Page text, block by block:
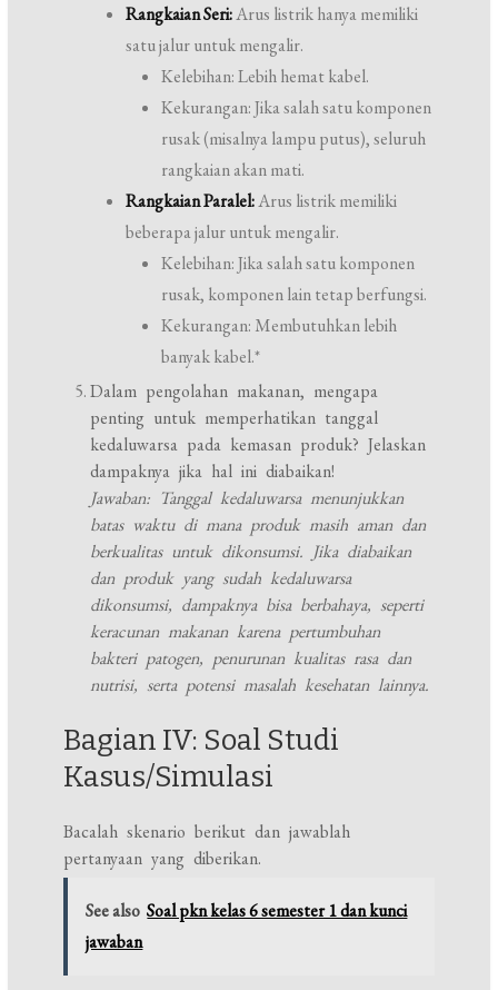
Rangkaian Seri:Arus listrik hanya memiliki
satu jalur untuk mengalir.
Kelebihan: Lebih hemat kabel.
Kekurangan: Jika salah satu komponen
rusak (misalnya lampu putus), seluruh
rangkaian akan mati.
Rangkaian Paralel:Arus listrik memiliki
beberapa jalur untuk mengalir.
Kelebihan: Jika salah satu komponen
rusak, komponen lain tetap berfungsi.
Kekurangan: Membutuhkan lebih
banyak kabel.*
Dalam pengolahan makanan, mengapa
penting untuk memperhatikan tanggal
kedaluwarsa pada kemasan produk? Jelaskan
dampaknya jika hal ini diabaikan!
Jawaban: Tanggal kedaluwarsa menunjukkan
batas waktu di mana produk masih aman dan
berkualitas untuk dikonsumsi. Jika diabaikan
dan produk yang sudah kedaluwarsa
dikonsumsi, dampaknya bisa berbahaya, seperti
keracunan makanan karena pertumbuhan
bakteri patogen, penurunan kualitas rasa dan
nutrisi, serta potensi masalah kesehatan lainnya.
Bagian IV: Soal Studi
Kasus/Simulasi
Bacalah skenario berikut dan jawablah
pertanyaan yang diberikan.
See also Soal pkn kelas 6 semester 1 dan kunci
jawaban